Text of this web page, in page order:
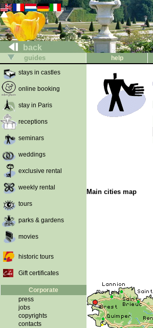
back
guides help
stays in castles
online booking
stay in Paris
receptions
seminars
weddings
exclusive rental
weekly rental
tours
parks & gardens
movies
historic tours
Gift certificates
Corporate
press
jobs
copyrights
contacts
Main cities map